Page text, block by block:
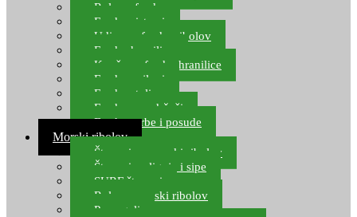
Role za feeder
Feeder sistemi
Udice za feeder ribolov
Feeder hranilice
Kopče za feeder hranilice
Feeder najloni
Feeder stolice
Feeder arm držači
Feeder torbe i posude
Morski ribolov
Štapovi za morski ribolov
Štapovi za lignje i sipe
SURF štapovi
Role za morski ribolov
Parangali